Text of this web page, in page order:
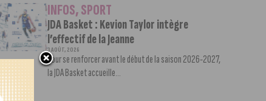
INFOS,SPORT
JDA Basket : Kevion Taylor intègre
l’effectif de la Jeanne
3 AOÛT, 2026
Pour se renforcer avant le début de la saison 2026-2027,
la JDA Basket accueille...